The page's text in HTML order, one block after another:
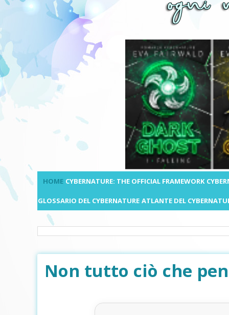
HOME CYBERNATURE: THE OFFICIAL FRAMEWORK
GLOSSARIO DEL CYBERNATURE ATLANTE DEL
Non tutto ciò che